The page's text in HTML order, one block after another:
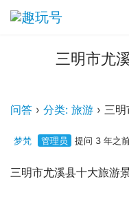
三明市尤
问答 › 分类: 旅游 › 三明
梦梵 管理员 提问 3 年之
三明市尤溪县十大旅游